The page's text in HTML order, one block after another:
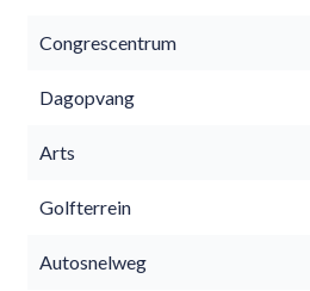
Congrescentrum
Dagopvang
Arts
Golfterrein
Autosnelweg